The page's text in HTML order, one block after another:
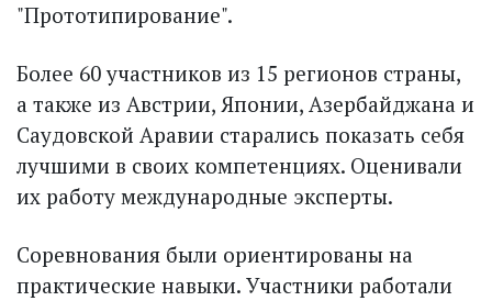
"Прототипирование".
Более 60 участников из 15 регионов страны,
а также из Австрии, Японии, Азербайджана и
Саудовской Аравии старались показать себя
лучшими в своих компетенциях. Оценивали
их работу международные эксперты.
Соревнования были ориентированы на
практические навыки. Участники работали